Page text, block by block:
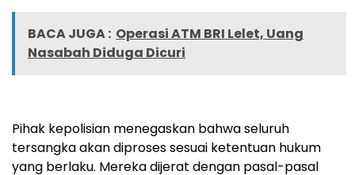
BACA JUGA : Operasi ATM BRI Lelet, Uang
Nasabah Diduga Dicuri
Pihak kepolisian menegaskan bahwa seluruh
tersangka akan diproses sesuai ketentuan hukum
yang berlaku. Mereka dijerat dengan pasal-pasal